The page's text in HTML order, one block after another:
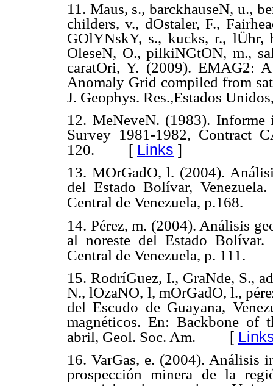
11. Maus, s., barckhauseN, u.,
childers, v., dOstaler, F.,
GOlYNskY, s., kucks, r., lÜhr,
OleseN, O., pilkiNGtON, m.,
caratOri, Y. (2009). EMAG2:
Anomaly Grid compiled from
J. Geophys. Res.,Estados
12. MeNeveN. (1983). Informe
Survey 1981-1982, Contract
120. [ Links ]
13. MOrGadO, l. (2004).
del Estado Bolívar,
Central de Venezuela, p.168.
14. Pérez, m. (2004). Análisis
al noreste del Estado Bolívar.
Central de Venezuela, p. 111.
15. RodríGuez, I., GraNde, S.,
N., lOzaNO, l, mOrGadO, l.,
del Escudo de Guayana,
magnéticos. En: Backbone of
abril, Geol. Soc. Am. [
16. VarGas, e. (2004). Análisis
prospección minera de la